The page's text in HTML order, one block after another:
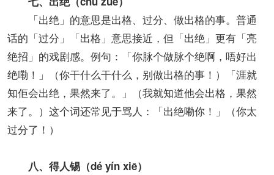
「出绝」的意思是出格、过分、做出格的事。普通
话的「过分」「出格」意思接近，但「出绝」更有「亮
绝招」的戏剧感。例句：「你脉个做脉个绝啊，唔好出
绝嘞！」（你干什么干什么，别做出格的事！）「涯就
知佢会出绝，果然来了。」（我就知道他会出格，果然
来了。）这个词还常见于骂人：「出绝嘞你！」（你太
过分了！）
八、得人锡（dé yín xiē）